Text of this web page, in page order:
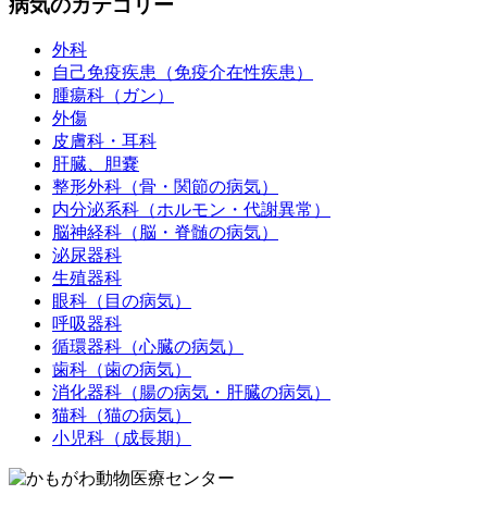
病気のカテゴリー
外科
自己免疫疾患（免疫介在性疾患）
腫瘍科（ガン）
外傷
皮膚科・耳科
肝臓、胆嚢
整形外科（骨・関節の病気）
内分泌系科（ホルモン・代謝異常）
脳神経科（脳・脊髄の病気）
泌尿器科
生殖器科
眼科（目の病気）
呼吸器科
循環器科（心臓の病気）
歯科（歯の病気）
消化器科（腸の病気・肝臓の病気）
猫科（猫の病気）
小児科（成長期）